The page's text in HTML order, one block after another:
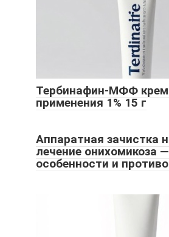
Тербинафин-МФФ
применения 1% 15 г
Аппаратная зачистка
лечение онихомикоза —
особенности и